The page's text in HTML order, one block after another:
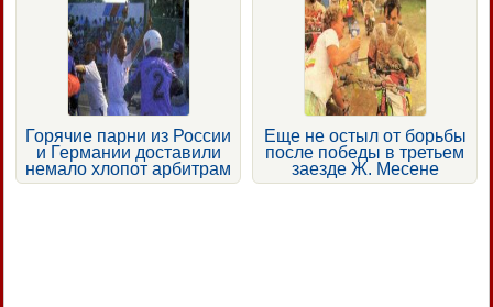
Горячие парни из России
и Германии доставили
немало хлопот арбитрам
Еще не остыл от борьбы
после победы в третьем
заезде Ж. Месене